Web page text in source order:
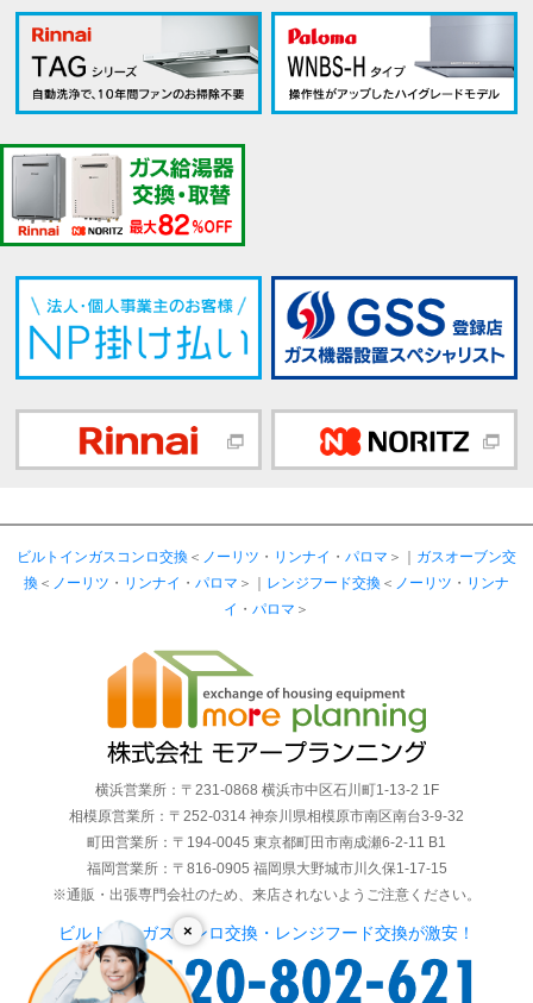
×
ビルトインガスコンロ交換 ＜ ノーリツ ・ リンナイ ・ パロマ ＞｜ ガスオーブン交
換 ＜ ノーリツ ・ リンナイ ・ パロマ ＞｜ レンジフード交換 ＜ ノーリツ ・ リンナ
イ ・ パロマ ＞
横浜営業所：〒231-0868 横浜市中区石川町1-13-2 1F
相模原営業所：〒252-0314 神奈川県相模原市南区南台3-9-32
町田営業所：〒194-0045 東京都町田市南成瀬6-2-11 B1
福岡営業所：〒816-0905 福岡県大野城市川久保1-17-15
※通販・出張専門会社のため、来店されないようご注意ください。
ビルトインガスコンロ交換・レンジフード交換が激安！